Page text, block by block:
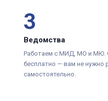
3
Ведомства
Работаем с МИД, МО и МЮ.
бесплатно — вам не нужно
самостоятельно.